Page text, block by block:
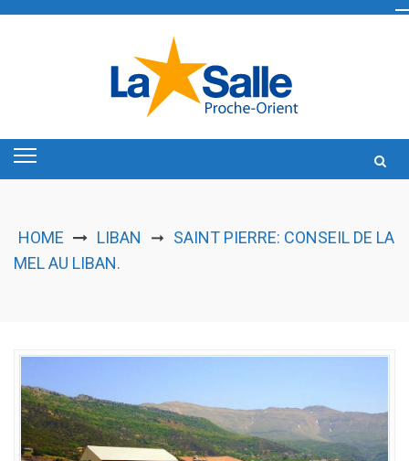
HOME LIBAN ➞ SAINT PIERRE: CONSEIL DE LA
MEL AU LIBAN.